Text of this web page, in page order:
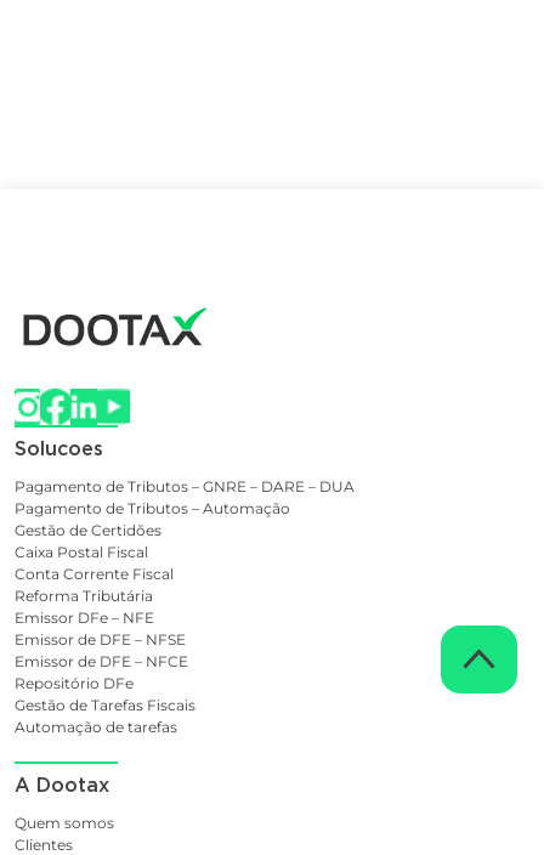
Solucoes
Pagamento de Tributos – GNRE – DARE – DUA
Pagamento de Tributos – Automação
Gestão de Certidões
Caixa Postal Fiscal
Conta Corrente Fiscal
Reforma Tributária
Emissor DFe – NFE
Emissor de DFE – NFSE
Emissor de DFE – NFCE
Repositório DFe
Gestão de Tarefas Fiscais
Automação de tarefas
A Dootax
Quem somos
Clientes